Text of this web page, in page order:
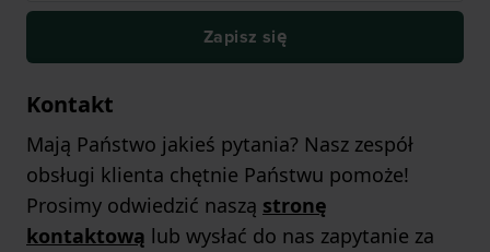
Zapisz się
Kontakt
Mają Państwo jakieś pytania? Nasz zespół
obsługi klienta chętnie Państwu pomoże!
Prosimy odwiedzić naszą stronę
kontaktową lub wysłać do nas zapytanie za